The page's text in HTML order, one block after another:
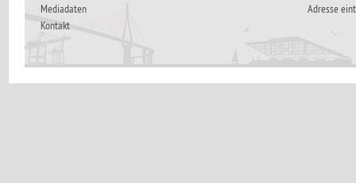
Mediadaten
Kontakt
Adresse